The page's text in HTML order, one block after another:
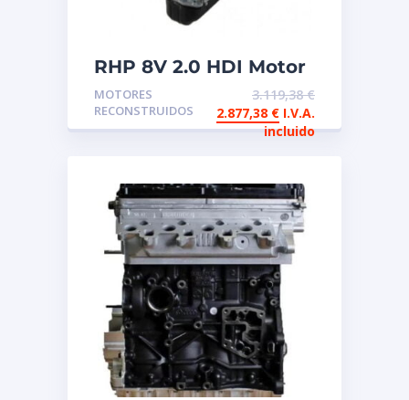
RHP 8V 2.0 HDI Motor
de intercambio
reconstruido
MOTORES
RECONSTRUIDOS
3.119,38€
2.877,38 € I.V.A.
incluido